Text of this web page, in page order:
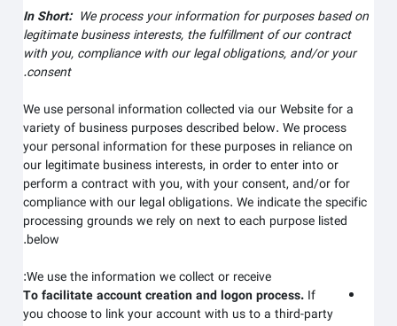
In Short:We process your information for purposes based on
legitimate business interests, the fulfillment of our contract
with you, compliance with our legal obligations, and/or your
consent.
We use personal information collected via ourWebsitefor a
variety of business purposes described below. We process
your personal information for these purposes in reliance on
our legitimate business interests, in order to enter into or
perform a contract with you, with your consent, and/or for
compliance with our legal obligations. We indicate the specific
processing grounds we rely on next to each purpose listed
below.
We use the information we collect or receive:
To facilitate account creation and logon process.
you choose to link your account with us to a third-party